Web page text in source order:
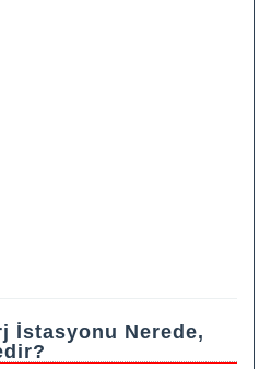
İstasyonu Nerede,